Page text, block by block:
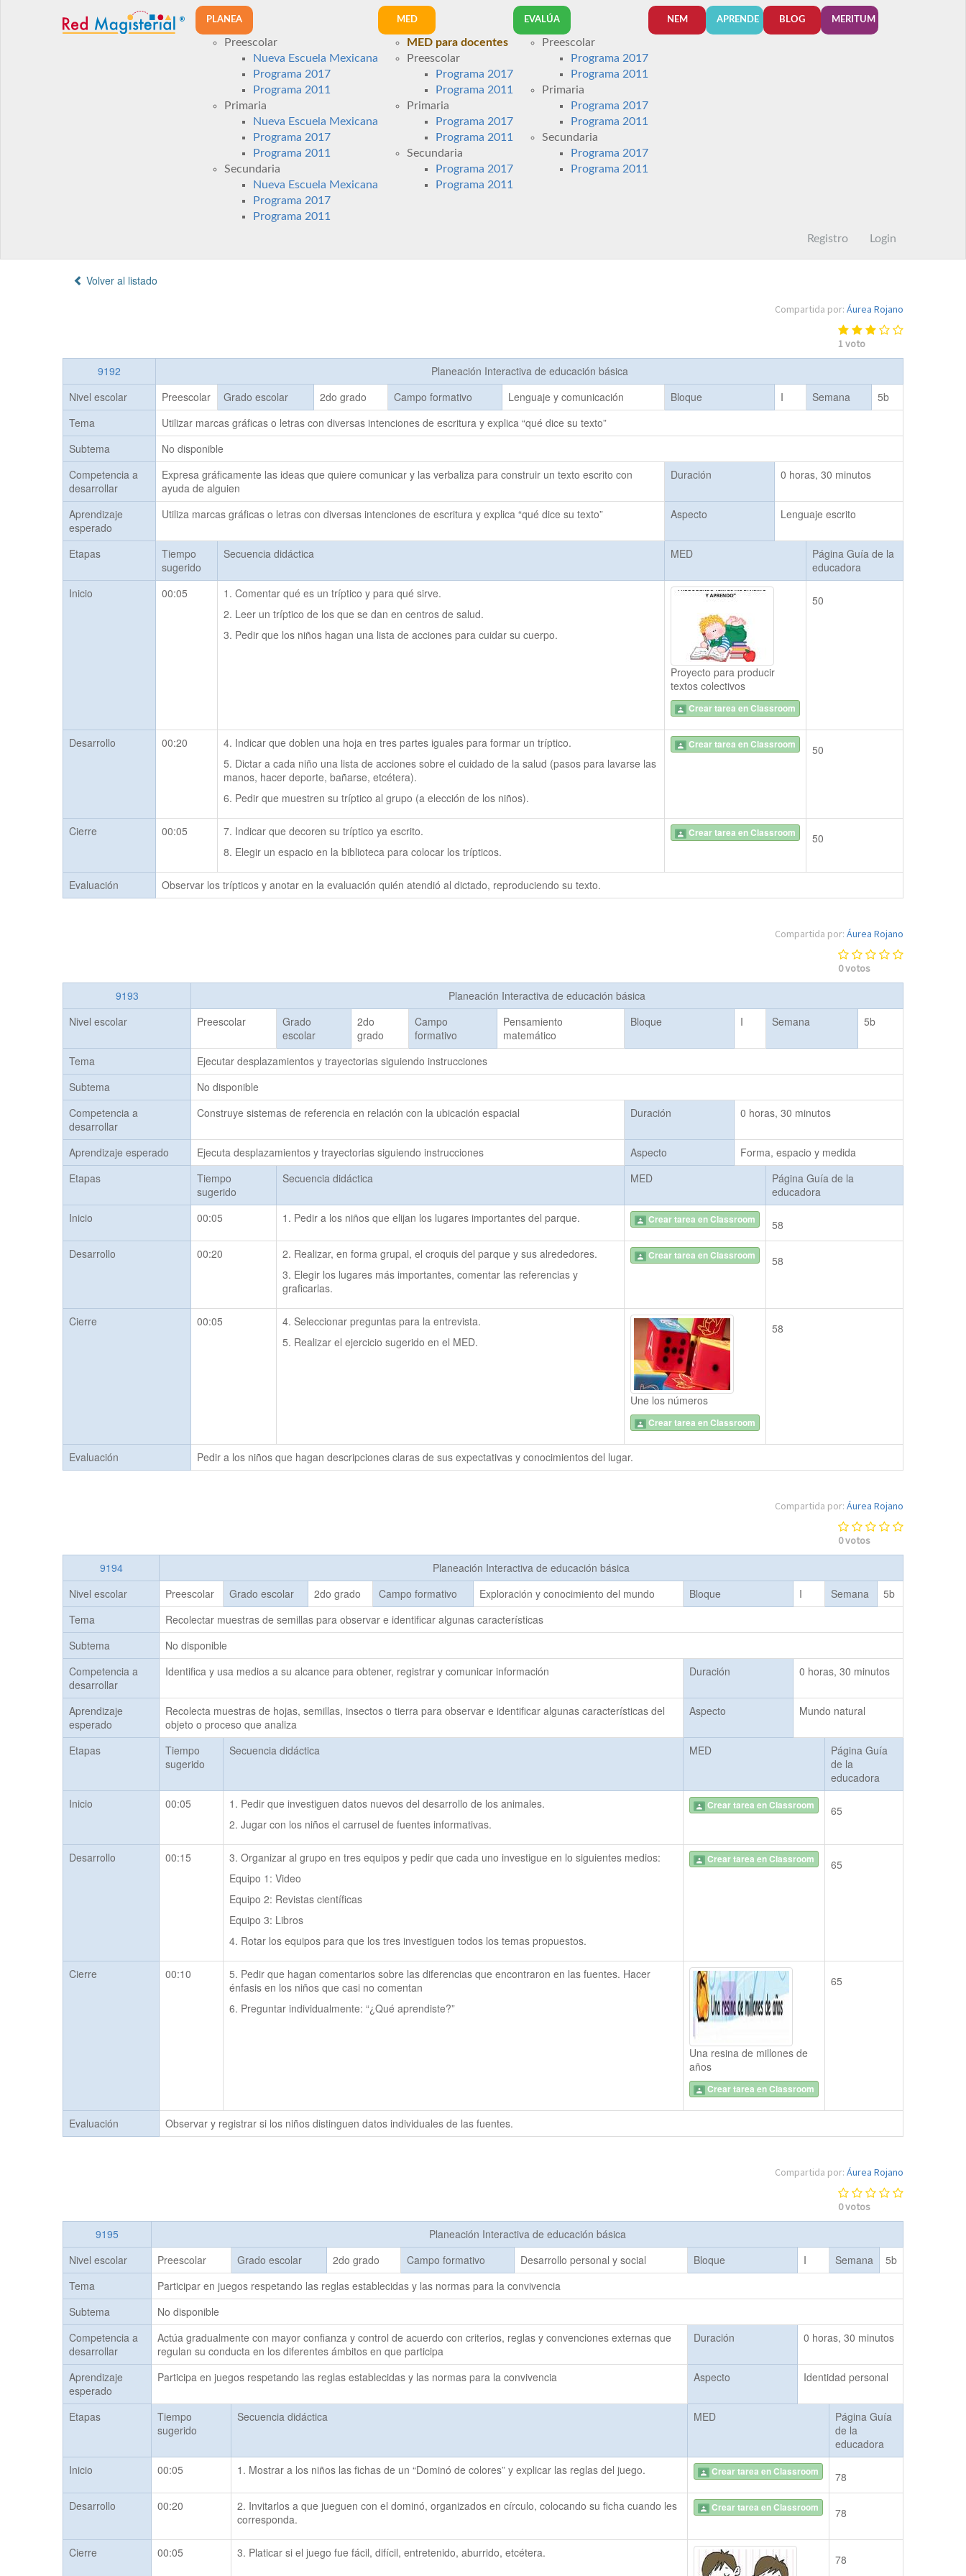
PLANEA
Preescolar
Nueva Escuela Mexicana
Programa 2017
Programa 2011
Primaria
Nueva Escuela Mexicana
Programa 2017
Programa 2011
Secundaria
Nueva Escuela Mexicana
Programa 2017
Programa 2011
MED
MED para docentes
Preescolar
Programa 2017
Programa 2011
Primaria
Programa 2017
Programa 2011
Secundaria
Programa 2017
Programa 2011
EVALÚA
Preescolar
Programa 2017
Programa 2011
Primaria
Programa 2017
Programa 2011
Secundaria
Programa 2017
Programa 2011
NEM APRENDE BLOG MERITUM
Registro Login
Volver al listado
Compartida por: Áurea Rojano
1voto
9192
Planeación Interactiva de educación básica
Nivel escolar
Preescolar Grado escolar 2do grado Campo formativo Lenguaje y comunicación Bloque I Semana
5b
Tema
Utilizar marcas gráficas o letras con diversas intenciones de escritura y explica “qué dice su texto”
Subtema
No disponible
Competencia a
desarrollar
Expresa gráficamente las ideas que quiere comunicar y las verbaliza para construir un texto escrito con
ayuda de alguien
Duración 0 horas, 30 minutos
Aprendizaje
esperado
Utiliza marcas gráficas o letras con diversas intenciones de escritura y explica “qué dice su texto” Aspecto Lenguaje escrito
Etapas
Tiempo
sugerido
Secuencia didáctica MED
Página Guía de la
educadora
Inicio
00:05
1. Comentar qué es un tríptico y para qué sirve.
2. Leer un tríptico de los que se dan en centros de salud.
3. Pedir que los niños hagan una lista de acciones para cuidar su cuerpo.
Proyecto para producir
textos colectivos
Crear tarea en Classroom
50
Desarrollo 00:20
4. Indicar que doblen una hoja en tres partes iguales para formar un tríptico.
5. Dictar a cada niño una lista de acciones sobre el cuidado de la salud (pasos para lavarse las
manos, hacer deporte, bañarse, etcétera).
6. Pedir que muestren su tríptico al grupo (a elección de los niños).
Crear tarea en Classroom 50
Cierre 00:05
7. Indicar que decoren su tríptico ya escrito.
8. Elegir un espacio en la biblioteca para colocar los trípticos.
Crear tarea en Classroom 50
Evaluación Observar los trípticos y anotar en la evaluación quién atendió al dictado, reproduciendo su texto.
Compartida por: Áurea Rojano
0votos
9193
Planeación Interactiva de educación básica
Nivel escolar
Preescolar
Grado
escolar
2do
grado
Campo
formativo
Pensamiento
matemático
Bloque I Semana 5b
Tema
Ejecutar desplazamientos y trayectorias siguiendo instrucciones
Subtema
No disponible
Competencia a
desarrollar
Construye sistemas de referencia en relación con la ubicación espacial Duración 0 horas, 30 minutos
Aprendizaje esperado Ejecuta desplazamientos y trayectorias siguiendo instrucciones Aspecto
Forma, espacio y medida
Etapas
Tiempo
sugerido
Secuencia didáctica MED
Página Guía de la
educadora
Inicio
00:05 1. Pedir a los niños que elijan los lugares importantes del parque. Crear tarea en Classroom
58
Desarrollo
00:20
2. Realizar, en forma grupal, el croquis del parque y sus alrededores.
3. Elegir los lugares más importantes, comentar las referencias y
graficarlas.
Crear tarea en Classroom 58
Cierre 00:05
4. Seleccionar preguntas para la entrevista.
5. Realizar el ejercicio sugerido en el MED.
Une los números
Crear tarea en Classroom
58
Evaluación Pedir a los niños que hagan descripciones claras de sus expectativas y conocimientos del lugar.
Compartida por: Áurea Rojano
0votos
9194
Planeación Interactiva de educación básica
Nivel escolar
Preescolar Grado escolar 2do grado Campo formativo Exploración y conocimiento del mundo Bloque I Semana
5b
Tema
Recolectar muestras de semillas para observar e identificar algunas características
Subtema
No disponible
Competencia a
desarrollar
Identifica y usa medios a su alcance para obtener, registrar y comunicar información Duración 0 horas, 30 minutos
Aprendizaje
esperado
Recolecta muestras de hojas, semillas, insectos o tierra para observar e identificar algunas características del
objeto o proceso que analiza
Aspecto Mundo natural
Etapas
Tiempo
sugerido
Secuencia didáctica MED
Página Guía
de la
educadora
Inicio
00:05
1. Pedir que investiguen datos nuevos del desarrollo de los animales.
2. Jugar con los niños el carrusel de fuentes informativas.
Crear tarea en Classroom 65
Desarrollo 00:15
3. Organizar al grupo en tres equipos y pedir que cada uno investigue en lo siguientes medios:
Equipo 1: Video
Equipo 2: Revistas científicas
Equipo 3: Libros
4. Rotar los equipos para que los tres investiguen todos los temas propuestos.
Crear tarea en Classroom 65
Cierre 00:10
5. Pedir que hagan comentarios sobre las diferencias que encontraron en las fuentes. Hacer
énfasis en los niños que casi no comentan
6. Preguntar individualmente: “¿Qué aprendiste?”
Una resina de millones de
años
Crear tarea en Classroom
65
Evaluación Observar y registrar si los niños distinguen datos individuales de las fuentes.
Compartida por: Áurea Rojano
0votos
9195
Planeación Interactiva de educación básica
Nivel escolar
Preescolar Grado escolar 2do grado Campo formativo Desarrollo personal y social Bloque I Semana
5b
Tema
Participar en juegos respetando las reglas establecidas y las normas para la convivencia
Subtema
No disponible
Competencia a
desarrollar
Actúa gradualmente con mayor confianza y control de acuerdo con criterios, reglas y convenciones externas que
regulan su conducta en los diferentes ámbitos en que participa
Duración 0 horas, 30 minutos
Aprendizaje
esperado
Participa en juegos respetando las reglas establecidas y las normas para la convivencia Aspecto Identidad personal
Etapas
Tiempo
sugerido
Secuencia didáctica MED
Página Guía
de la
educadora
Inicio
00:05 1. Mostrar a los niños las fichas de un “Dominó de colores” y explicar las reglas del juego. Crear tarea en Classroom
78
Desarrollo
00:20
2. Invitarlos a que jueguen con el dominó, organizados en círculo, colocando su ficha cuando les
corresponda.
Crear tarea en Classroom 78
Cierre 00:05 3. Platicar si el juego fue fácil, difícil, entretenido, aburrido, etcétera. 78